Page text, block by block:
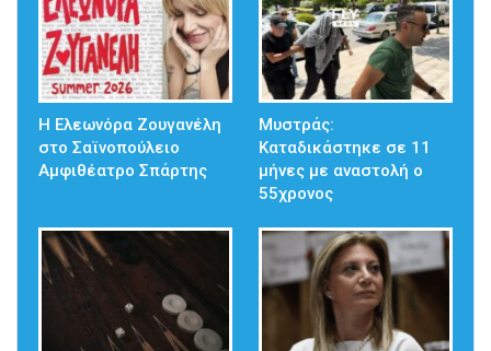
Η Ελεωνόρα Ζουγανέλη
στο Σαϊνοπούλειο
Αμφιθέατρο Σπάρτης
Μυστράς:
Καταδικάστηκε σε 11
μήνες με αναστολή ο
55χρονος